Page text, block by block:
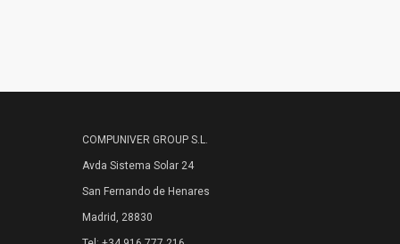
COMPUNIVER GROUP S.L.
Avda Sistema Solar 24
San Fernando de Henares
Madrid, 28830